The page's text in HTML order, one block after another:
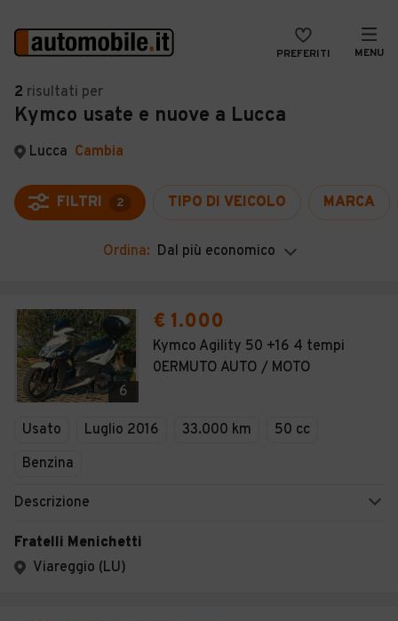
PREFERITI MENU
Auto
Auto usate
Auto Km 0
Auto Nuove
Noleggio a lungo termine
Moto
Camper
Veicoli Commerciali
VENDI
MAGAZINE
ACCEDI
2 risultati per
Kymco usate e nuove a Lucca
Lucca Cambia
FILTRI 2 TIPO DI VEICOLO MARCA
Ordina: Dal più economico
6
€ 1.000
Kymco Agility 50 +16 4 tempi
0ERMUTO AUTO / MOTO
Usato Luglio 2016 33.000 km
50 cc
Benzina
Descrizione
Fratelli Menichetti
Viareggio (LU)